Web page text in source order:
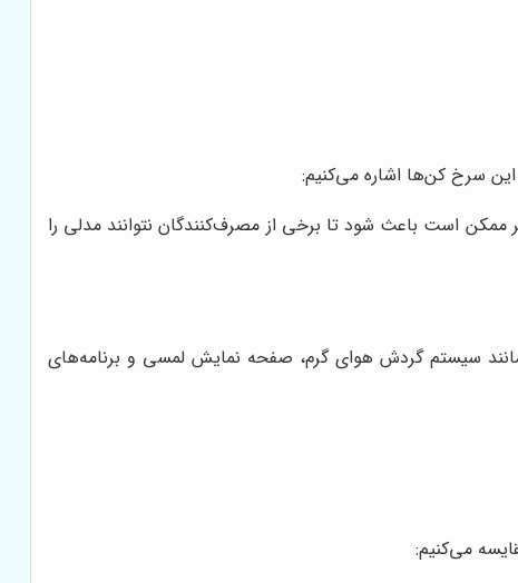
سرخ کن‌ها اشاره می‌کنیم:
است باعث شود تا برخی از مصرف‌کنندگان نتوانند مدلی را
سیستم گردش هوای گرم، صفحه نمایش لمسی و برنامه‌های
می‌کنیم: